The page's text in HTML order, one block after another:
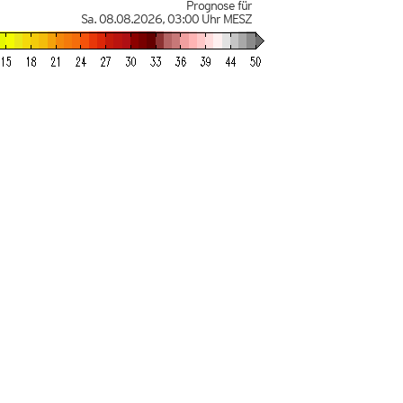
Prognose für
Sa. 08.08.2026,03:00 UhrMESZ